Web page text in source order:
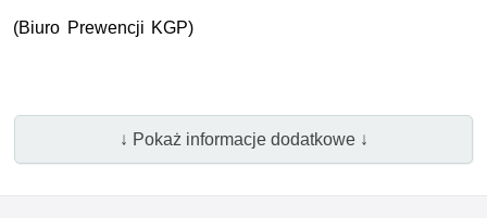
(Biuro Prewencji KGP)
↓ Pokaż informacje dodatkowe ↓